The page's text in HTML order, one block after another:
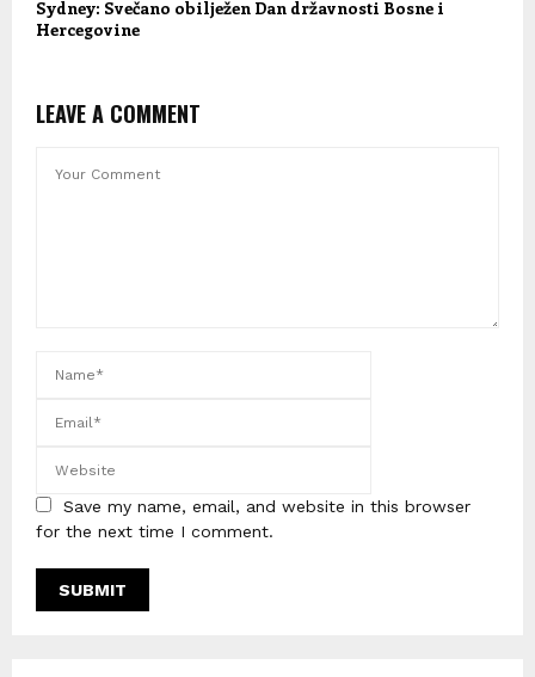
Sydney: Svečano obilježen Dan državnosti Bosne i
Hercegovine
LEAVE A COMMENT
Save my name, email, and website in this browser
for the next time I comment.